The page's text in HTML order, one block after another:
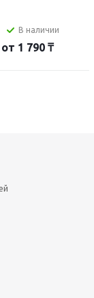
В наличии
от 1 790 ₸